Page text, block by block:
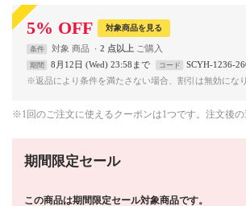
5% OFF 対象商品を見る
条件 対象 商品 2 点以上
期間 8月12日 (Wed) 23:58まで コード
SCYH-1236-
※返品により条件を満たさない場合、割引は無効にな
※1回のご注文に使えるクーポンは1つです。注文後の
期間限定セール
この商品は期間限定セール対象商品です。